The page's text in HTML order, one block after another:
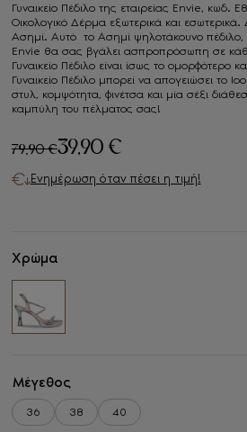
Γυναικείο Πέδιλο της εταιρείας Envie, κωδ.
Οικολογικό Δέρμα εξωτερικά και εσωτερικά.
Ασημί. Αυτό το Ασημί ψηλοτάκουνο πέδιλο,
Envie θα σας βγάλει ασπροπρόσωπη σε
Γυναικείο Πέδιλο είναι ίσως το ομορφότερο
Γυναικείο Πέδιλο μπορεί να απογειώσει το
στυλ, κομψότητα, φινέτσα και μία σέξι
καμπύλη του πέλματος σας!
79,90€
Original
price
39,90 €
Η
τρέχουσα
39,90 €.
Χρώμα
Ενημέρωση όταν πέσει η τιμή!
Μέγεθος
36 38 40